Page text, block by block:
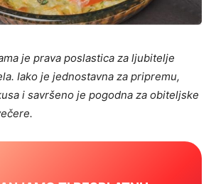
je prava poslastica za ljubitelje
Iako je jednostavna za pripremu,
i savršeno je pogodna za obiteljske